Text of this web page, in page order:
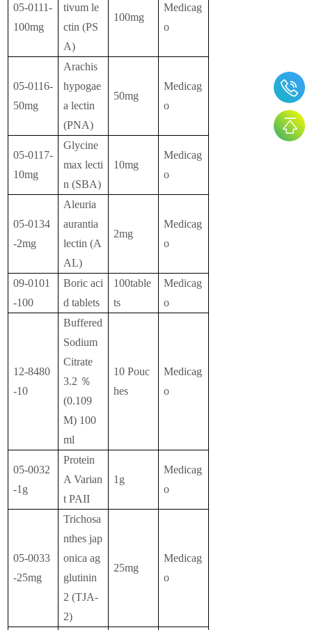
05-0111-
100mg
tivum le
ctin (PS
A)
100mg
Medicag
o
05-0116-
50mg
Arachis
hypogae
a lectin
(PNA)
50mg
Medicag
o
05-0117-
10mg
Glycine
max lecti
n (SBA)
10mg
Medicag
o
05-0134
-2mg
Aleuria
aurantia
lectin (A
AL)
2mg
Medicag
o
09-0101
-100
Boric aci
d tablets
100table
ts
Medicag
o
12-8480
-10
Buffered
Sodium
Citrate
3.2 ％
(0.109
M) 100
ml
10 Pouc
hes
Medicag
o
05-0032
-1g
Protein
A Varian
t PAII
1g
Medicag
o
05-0033
-25mg
Trichosa
nthes jap
onica ag
glutinin
2 (TJA-
2)
25mg
Medicag
o